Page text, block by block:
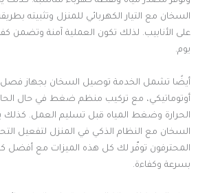
السخان مع التيار الكهربائي للمنزل وتثبيته
على الأنابيب. لذلك تكون العملية آمنة وتضمن
يوم.
أيضًا تشمل الخدمة توصيل السخان بجهاز فصل
أوتوماتيكي، مع تركيب منظم ضغط في حال
الحرارة وضغط المياه قبل تسليم العمل. كذلك
السخان مع النظام الذكي في المنزل لتفعيل
المحترفون توفّر لك كل هذه الميزات مع أفضل
بسرعة وكفاءة.